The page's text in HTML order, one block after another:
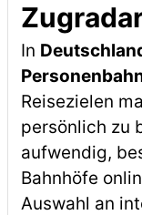
In
Reisezielen
persönlich zu
aufwendig,
Bahnhöfe
Auswahl an